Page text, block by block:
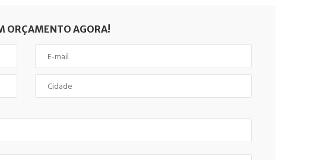
ORÇAMENTO AGORA!